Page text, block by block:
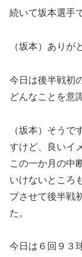
続いて坂本選手
（坂本）ありが
今日は後半戦初
どんなことを意
（坂本）そう
すけど、良いイ
この一か月の中
いけないところ
プさせて後半戦
た。
今日は６回９３